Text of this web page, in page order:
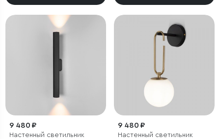
9 480 ₽
Настенный светильник
9 480 ₽
Настенный светильник